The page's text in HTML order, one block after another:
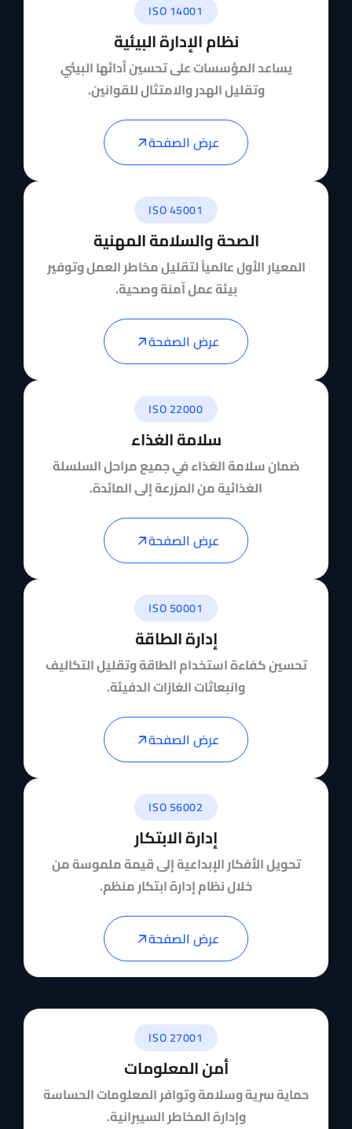
ISO 14001
نظام الإدارة البيئية
يساعد المؤسسات على تحسين أدائها البيئي
وتقليل الهدر والامتثال للقوانين.
عرض الصفحة
ISO 45001
الصحة والسلامة المهنية
المعيار الأول عالمياً لتقليل مخاطر العمل وتوفير
بيئة عمل آمنة وصحية.
عرض الصفحة
ISO 22000
سلامة الغذاء
ضمان سلامة الغذاء في جميع مراحل السلسلة
الغذائية من المزرعة إلى المائدة.
عرض الصفحة
ISO 50001
إدارة الطاقة
تحسين كفاءة استخدام الطاقة وتقليل التكاليف
وانبعاثات الغازات الدفيئة.
عرض الصفحة
ISO 56002
إدارة الابتكار
تحويل الأفكار الإبداعية إلى قيمة ملموسة من
خلال نظام إدارة ابتكار منظم.
عرض الصفحة
ISO 27001
أمن المعلومات
حماية سرية وسلامة وتوافر المعلومات الحساسة
وإدارة المخاطر السيبرانية.